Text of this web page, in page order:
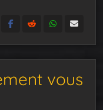
vous